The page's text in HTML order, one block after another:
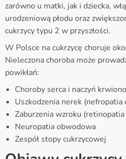
zarówno u matki, jak i dziecka,
urodzeniową płodu oraz
cukrzycy typu 2 w przyszłości.
W Polsce na cukrzycę choruje
Nieleczona choroba może
powikłań:
Choroby serca i naczyń
Uszkodzenia nerek (nefropatia
Zaburzenia wzroku (retinopatia
Neuropatia obwodowa
Zespół stopy cukrzycowej